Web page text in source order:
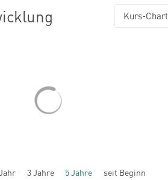
Kurs-Chart
3 Jahre 5 Jahre seit Beginn